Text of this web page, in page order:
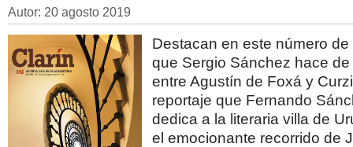
Autor: 20 agosto 2019
Destacan en este número
que Sergio Sánchez hace
entre Agustín de Foxá y
reportaje que Fernando
dedica a la literaria villa de
el emocionante recorrido de